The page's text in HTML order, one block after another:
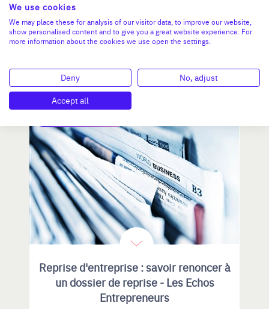
entreprise, l'audit peut révéler des
risques majeurs. Découvrez les
enseignements tirés par une
repreneuse après un projet
08 JUILLET 2026
Reprise d'entreprise : savoir renoncer à
un dossier de reprise - Les Echos
Entrepreneurs
We use cookies
We may place these for analysis of our visitor data, to improve our website,
show personalised content and to give you a great website experience. For
more information about the cookies we use open the settings.
Deny
No, adjust
Accept all